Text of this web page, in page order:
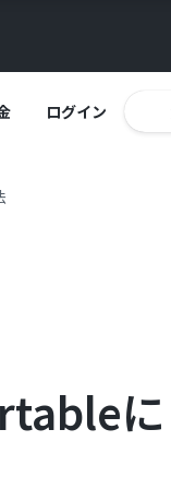
ログイン
に